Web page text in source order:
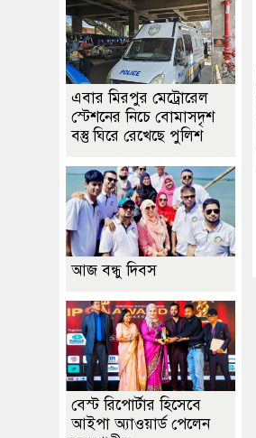
এবার মিরপুর মেট্রোরেল
স্টেশনের নিচে বোমাসদৃশ
বস্তু ঘিরে রেখেছে পুলিশ
আজ বন্ধু দিবস
বেস্ট রিপোর্টার হিসেবে
আইপা অ্যাওয়ার্ড পেলেন